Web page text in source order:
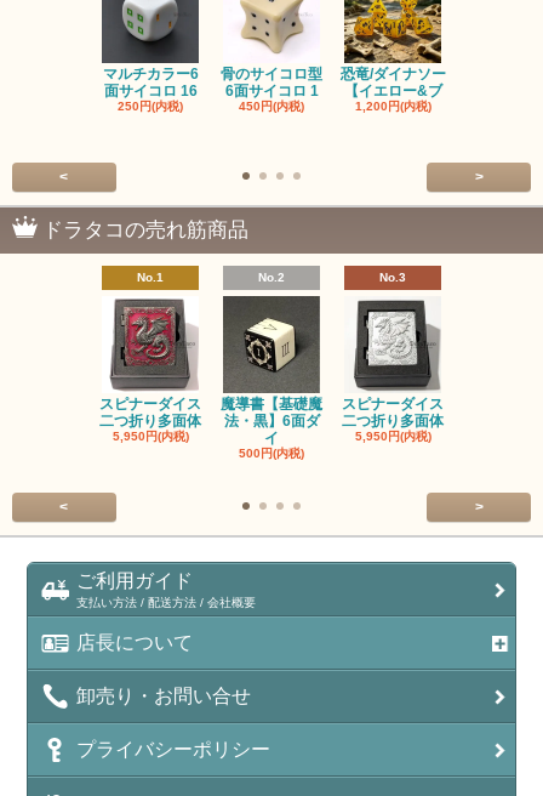
マルチカラー6
面サイコロ 16
250円(内税)
骨のサイコロ型
6面サイコロ 1
450円(内税)
恐竜/ダイナソー
【イエロー&ブ
1,200円(内税)
< >
ドラタコの売れ筋商品
No.1
スピナーダイス
二つ折り多面体
5,950円(内税)
No.2
魔導書【基礎魔
法・黒】6面ダ
イ
500円(内税)
No.3
スピナーダイス
二つ折り多面体
5,950円(内税)
< >
ご利用ガイド
支払い方法 / 配送方法 / 会社概要
店長について
卸売り・お問い合せ
プライバシーポリシー